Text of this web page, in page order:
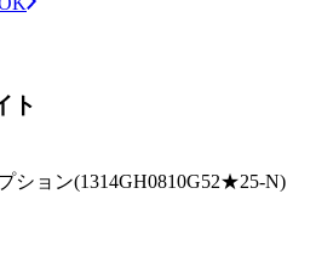
ト
ション(1314GH0810G52★25-N)